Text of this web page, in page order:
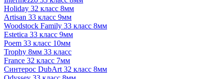
Holiday 32 класс 8мм
Artisan 33 класс 9мм
Woodstock Family 33 класс 8мм
Estetica 33 класс 9мм
Poem 33 класс 10мм
Trophy 8мм 33 класс
France 32 класс 7мм
Синтерос DubArt 32 класс 8мм